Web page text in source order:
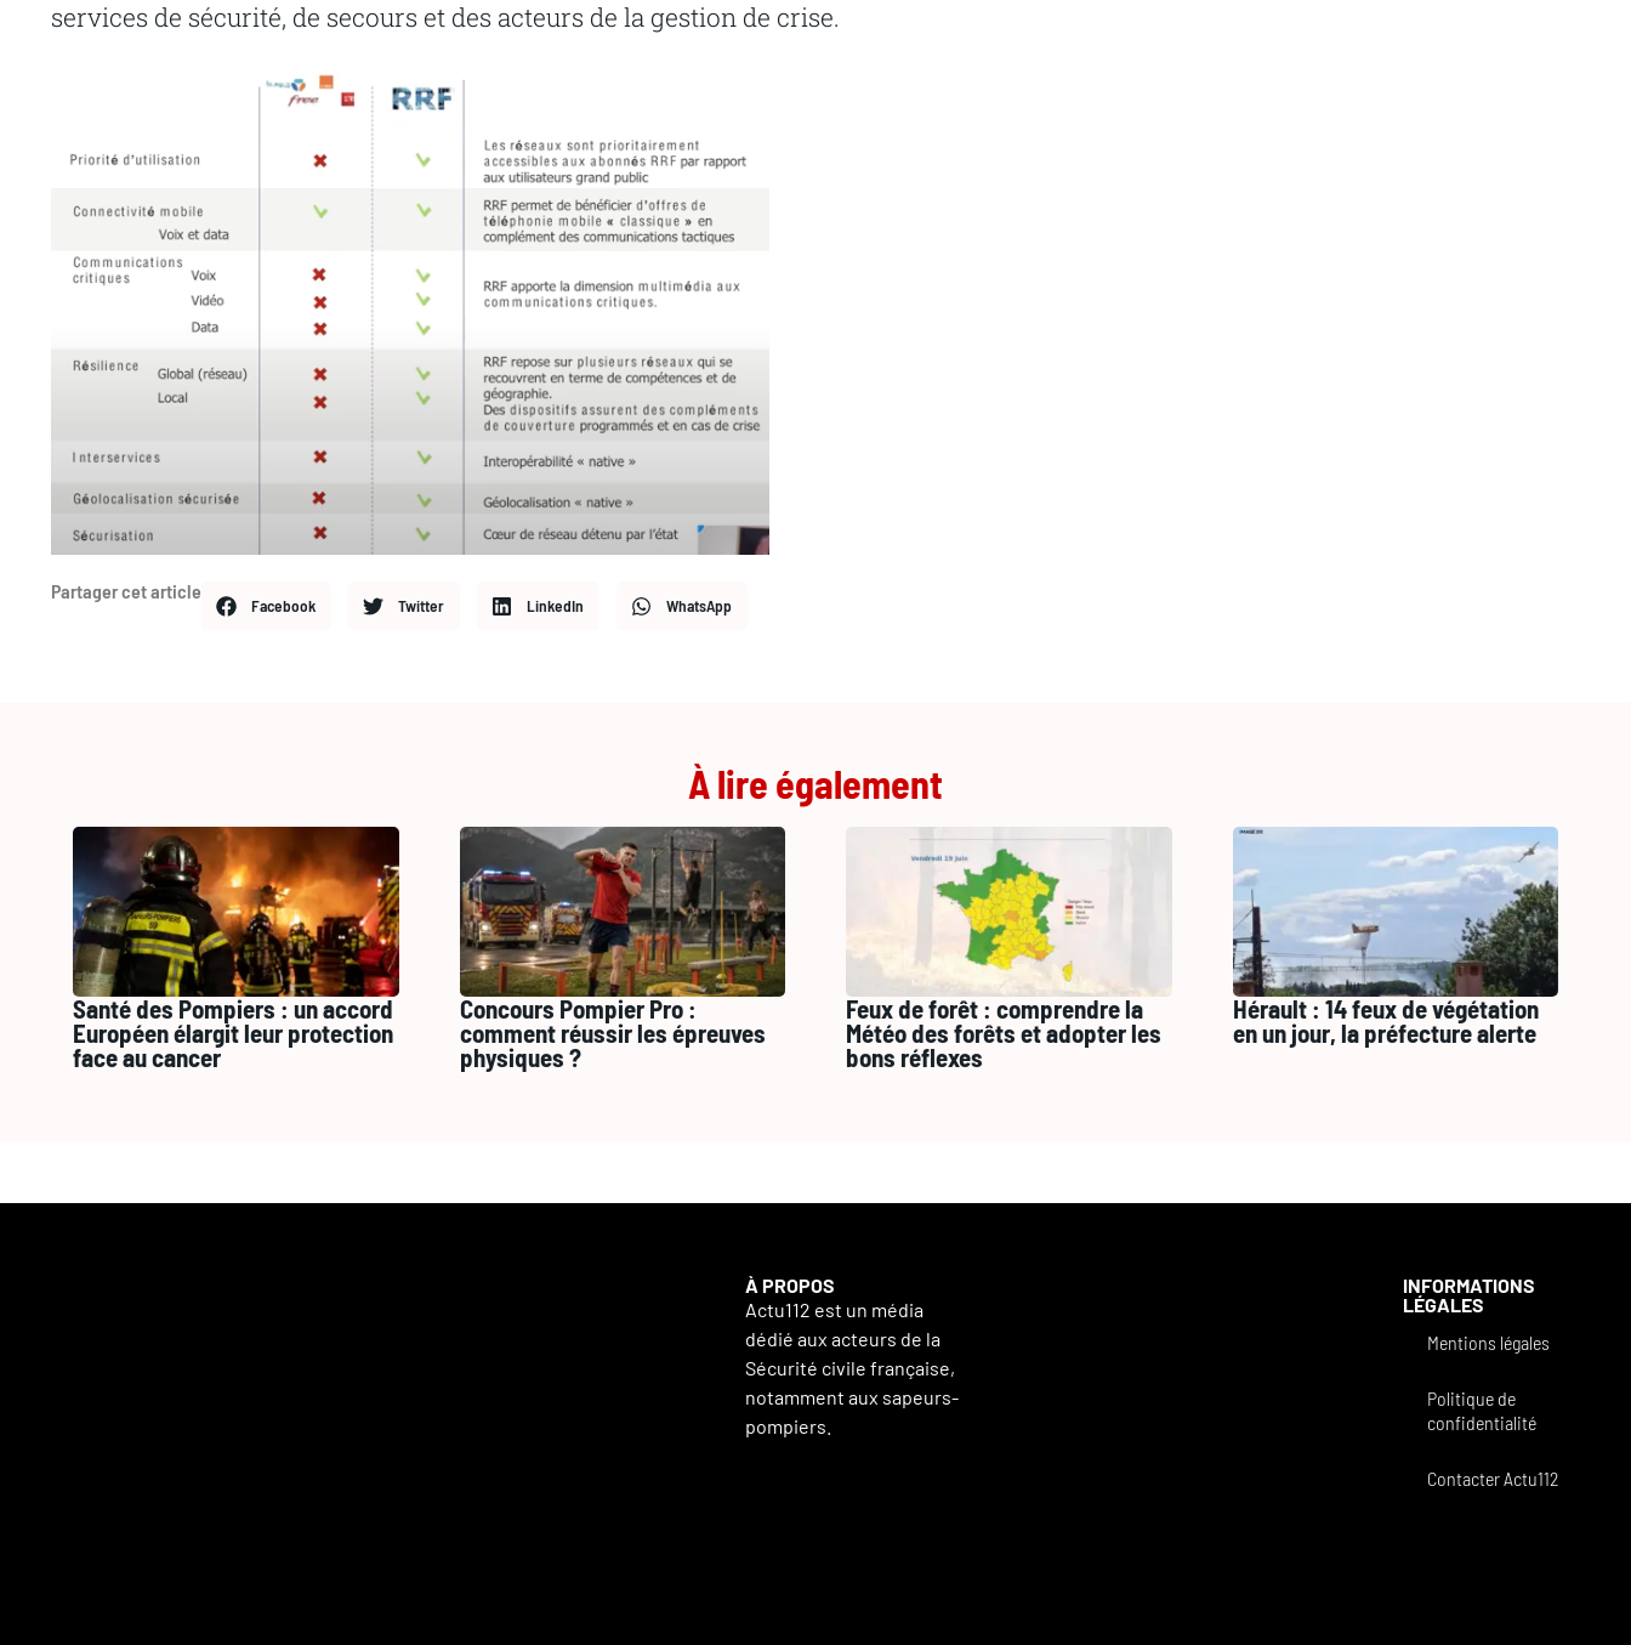
services de sécurité, de secours et des acteurs de la gestion de crise.
Partager cet article
Facebook Twitter LinkedIn WhatsApp
À lire également
Santé des Pompiers : un accord
Européen élargit leur protection
face au cancer
Concours Pompier Pro :
comment réussir les épreuves
physiques ?
Feux de forêt : comprendre la
Météo des forêts et adopter les
bons réflexes
Hérault : 14 feux de végétation
en un jour, la préfecture alerte
À PROPOS
Actu112 est un média
dédié aux acteurs de la
Sécurité civile française,
notamment aux sapeurs-
pompiers.
INFORMATIONS
LÉGALES
Mentions légales
Politique de
confidentialité
Contacter Actu112